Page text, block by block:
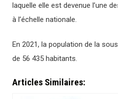
laquelle elle est devenue l’une
à l’échelle nationale.
En 2021, la population de la
de 56 435 habitants.
Articles Similaires: